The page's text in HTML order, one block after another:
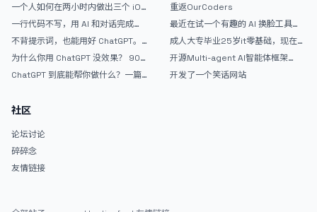
武器
一个人如何在两小时内做出三个 iOS
APP？｜AntiGravity + Gemini 3 实
战完整记录
一行代码不写，用 AI 和对话完成一
个完整网站：《图书天堂》实战记录
不背提示词，也能用好 ChatGPT。
一个万能提问模板
为什么你用 ChatGPT 没效果？ 90%
的人第一步就问错了
ChatGPT 到底能帮你做什么？一篇
重返OurCoders
最近在试一个有趣的 AI 换脸工具，
效果挺不错
成人大专毕业25岁it零基础，现在想
考软件设计师，有什么好的建议吗，
谢谢！
开源Multi-agent AI智能体框架
aevatar.ai，欢迎大家贡献代码
开发了一个笑话网站
社区
论坛讨论
碎碎念
友情链接